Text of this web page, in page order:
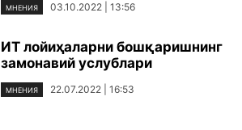
МНЕНИЯ 03.10.2022 | 13:56
ИТ лойиҳаларни бошқаришнинг
замонавий услублари
МНЕНИЯ 22.07.2022 | 16:53